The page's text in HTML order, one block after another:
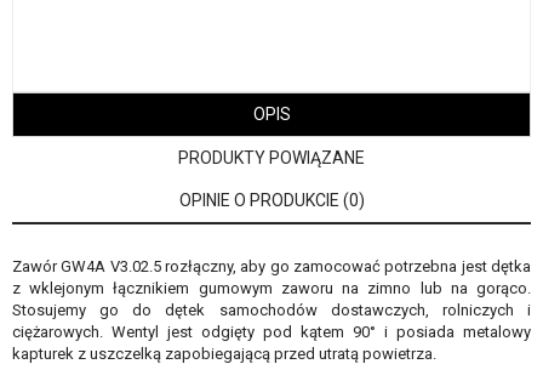
OPIS
PRODUKTY POWIĄZANE
OPINIE O PRODUKCIE (0)
Zawór GW4A V3.02.5 rozłączny, aby go zamocować potrzebna jest dętka
z wklejonym łącznikiem gumowym zaworu na zimno lub na gorąco.
Stosujemy go do dętek samochodów dostawczych, rolniczych i
ciężarowych. Wentyl jest odgięty pod kątem 90° i posiada metalowy
kapturek z uszczelką zapobiegającą przed utratą powietrza.